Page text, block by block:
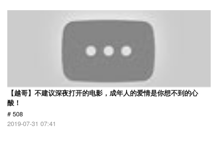
【越哥】不建议深夜打开的电影，成年人的爱情是你想不到的心
酸！
# 508
2019-07-31 07:41